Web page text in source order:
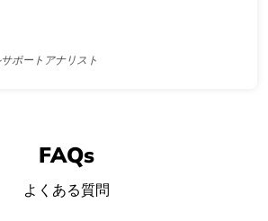
ポートアナリスト
FAQs
よくある質問